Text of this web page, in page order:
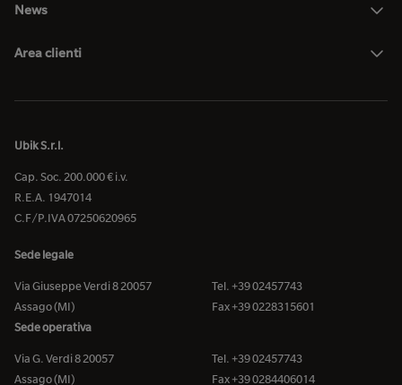
News
Area clienti
Ubik S.r.l.
Cap. Soc. 200.000 € i.v.
R.E.A. 1947014
C.F/P.IVA 07250620965
Sede legale
Via Giuseppe Verdi 8 20057
Assago (MI)
Tel. +39 02457743
Fax +39 0228315601
Sede operativa
Via G. Verdi 8 20057
Assago (MI)
Tel. +39 02457743
Fax +39 0284406014